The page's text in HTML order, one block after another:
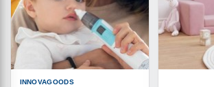
INNOVAGOODS